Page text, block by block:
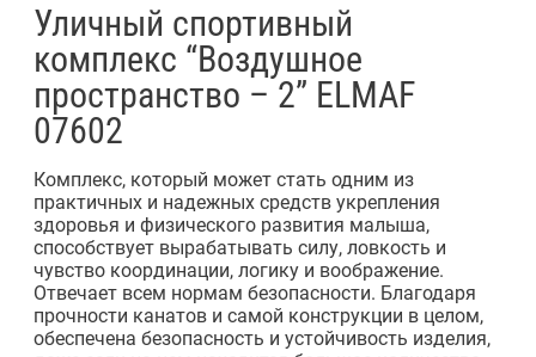
Уличный спортивный
комплекс “Воздушное
пространство – 2” ELMAF
07602
Комплекс, который может стать одним из
практичных и надежных средств укрепления
здоровья и физического развития малыша,
способствует вырабатывать силу, ловкость и
чувство координации, логику и воображение.
Отвечает всем нормам безопасности. Благодаря
прочности канатов и самой конструкции в целом,
обеспечена безопасность и устойчивость изделия,